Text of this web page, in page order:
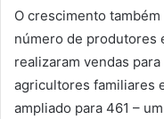
O crescimento
número de produtores
realizaram vendas
agricultores familiares
ampliado para 461 –